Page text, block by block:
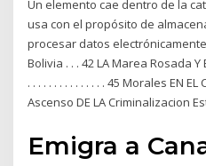
Un elemento cae dentro de la
usa con el propósito de
procesar datos
Bolivia . . . 42 LA Marea Rosada
. . . . . . . . . . . . . . . 45 Morales EN
Ascenso DE LA Criminalizacion
Emigra a